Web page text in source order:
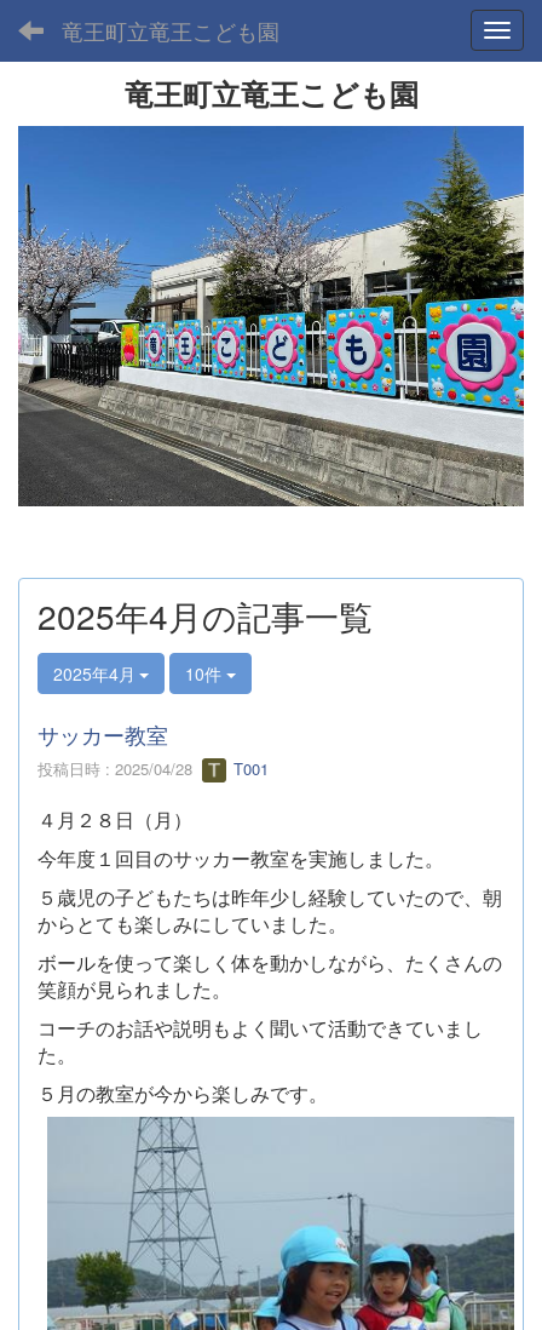
竜王町立竜王こども園
竜王町立竜王こども園
2025年4月の記事一覧
2025年4月 10件
サッカー教室
投稿日時 : 2025/04/28 T001
４月２８日（月）
今年度１回目のサッカー教室を実施しました。
５歳児の子どもたちは昨年少し経験していたので、朝
からとても楽しみにしていました。
ボールを使って楽しく体を動かしながら、たくさんの
笑顔が見られました。
コーチのお話や説明もよく聞いて活動できていまし
た。
５月の教室が今から楽しみです。